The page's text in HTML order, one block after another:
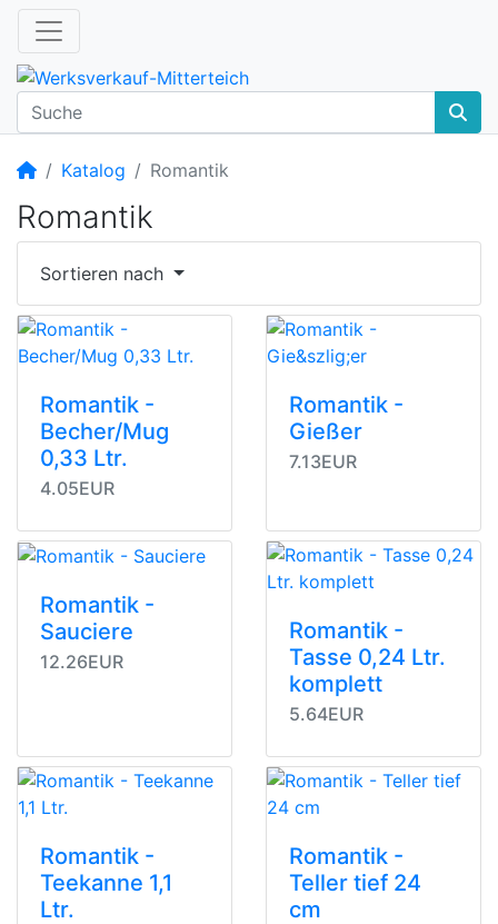
Startseite
Katalog Romantik
Romantik
Sortieren nach
Romantik -
Becher/Mug
0,33 Ltr.
4.05EUR
Romantik -
Gießer
7.13EUR
Romantik -
Sauciere
12.26EUR
Romantik -
Tasse 0,24 Ltr.
komplett
5.64EUR
Romantik -
Teekanne 1,1
Ltr.
Romantik -
Teller tief 24
cm